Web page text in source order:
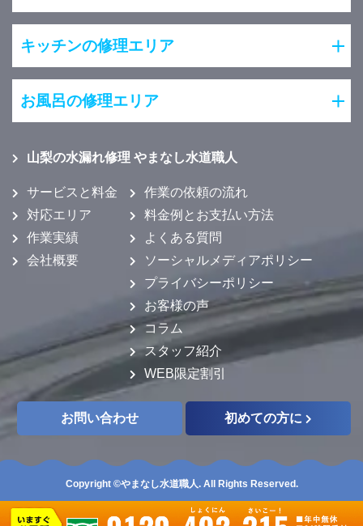
キッチンの修理エリア
お風呂の修理エリア
山梨の水漏れ修理 やまなし水道職人
サービスと料金
対応エリア
作業実績
会社概要
作業の依頼の流れ
料金例とお支払い方法
よくある質問
ソーシャルメディアポリシー
プライバシーポリシー
お客様の声
コラム
スタッフ紹介
WEB限定割引
お問い合わせ 初めての方に
Copyright ©やまなし水道職人. All Rights Reserved.